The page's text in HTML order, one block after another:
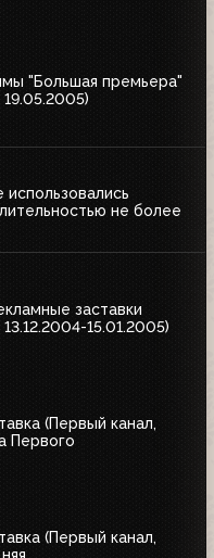
"Большая премьера"
не более
заставки
15.01.2005)
(Первый канал,
Первого
(Первый канал,